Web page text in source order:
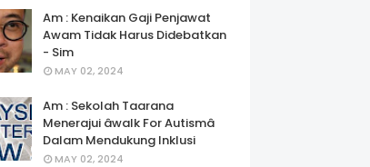
Am : Kenaikan Gaji Penjawat
Awam Tidak Harus Didebatkan
- Sim
MAY 02, 2024
Am : Sekolah Taarana
Menerajui âwalk For Autismâ
Dalam Mendukung Inklusi
MAY 02, 2024